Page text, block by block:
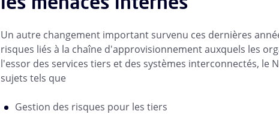
Un autre changement important survenu ces dernières
risques liés à la chaîne d'approvisionnement auxquels les
l'essor des services tiers et des systèmes interconnectés, le
sujets tels que
Gestion des risques pour les tiers